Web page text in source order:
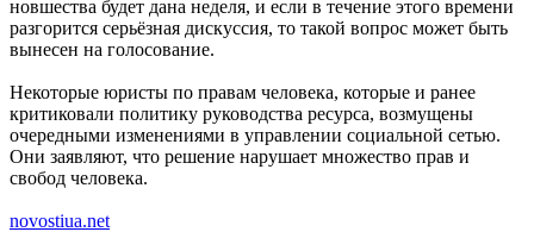
новшества будет дана неделя, и если в течение этого времени
разгорится серьёзная дискуссия, то такой вопрос может быть
вынесен на голосование.
Некоторые юристы по правам человека, которые и ранее
критиковали политику руководства ресурса, возмущены
очередными изменениями в управлении социальной сетью.
Они заявляют, что решение нарушает множество прав и
свобод человека.
novostiua.net